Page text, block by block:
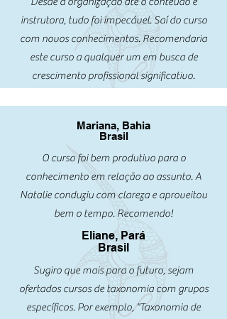
instrutora, tudo foi impecável. Saí do curso
com novos conhecimentos. Recomendaria
este curso a qualquer um em busca de
crescimento profissional significativo.
Mariana, Bahia
Brasil
O curso foi bem produtivo para o
conhecimento em relação ao assunto. A
Natalie conduziu com clareza e aproveitou
bem o tempo. Recomendo!
Eliane, Pará
Brasil
Sugiro que mais para o futuro, sejam
ofertados cursos de taxonomia com grupos
específicos. Por exemplo, "Taxonomia de